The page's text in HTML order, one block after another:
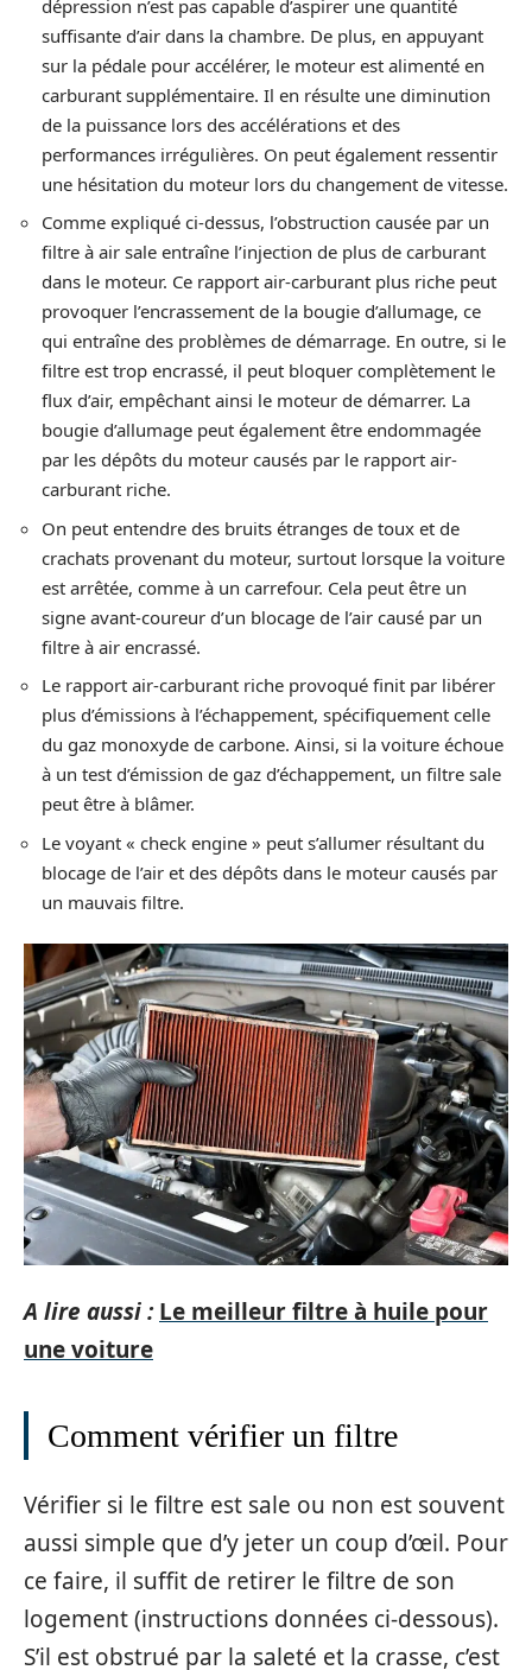
dépression n’est pas capable d’aspirer une quantité
suffisante d’air dans la chambre. De plus, en appuyant
sur la pédale pour accélérer, le moteur est alimenté en
carburant supplémentaire. Il en résulte une diminution
de la puissance lors des accélérations et des
performances irrégulières. On peut également ressentir
une hésitation du moteur lors du changement de vitesse.
Comme expliqué ci-dessus, l’obstruction causée par un
filtre à air sale entraîne l’injection de plus de carburant
dans le moteur. Ce rapport air-carburant plus riche peut
provoquer l’encrassement de la bougie d’allumage, ce
qui entraîne des problèmes de démarrage. En outre, si le
filtre est trop encrassé, il peut bloquer complètement le
flux d’air, empêchant ainsi le moteur de démarrer. La
bougie d’allumage peut également être endommagée
par les dépôts du moteur causés par le rapport air-
carburant riche.
On peut entendre des bruits étranges de toux et de
crachats provenant du moteur, surtout lorsque la voiture
est arrêtée, comme à un carrefour. Cela peut être un
signe avant-coureur d’un blocage de l’air causé par un
filtre à air encrassé.
Le rapport air-carburant riche provoqué finit par libérer
plus d’émissions à l’échappement, spécifiquement celle
du gaz monoxyde de carbone. Ainsi, si la voiture échoue
à un test d’émission de gaz d’échappement, un filtre sale
peut être à blâmer.
Le voyant « check engine » peut s’allumer résultant du
blocage de l’air et des dépôts dans le moteur causés par
un mauvais filtre.
A lire aussi : Le meilleur filtre à huile pour
une voiture
Comment vérifier un filtre
Vérifier si le filtre est sale ou non est souvent
aussi simple que d’y jeter un coup d’œil. Pour
ce faire, il suffit de retirer le filtre de son
logement (instructions données ci-dessous).
S’il est obstrué par la saleté et la crasse, c’est